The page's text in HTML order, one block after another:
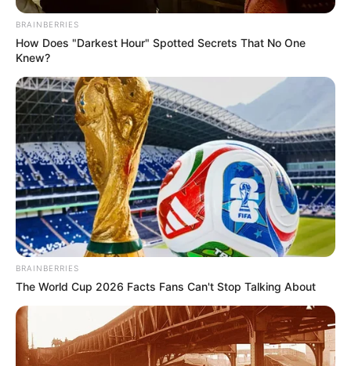
BRAINBERRIES
How Does "Darkest Hour" Spotted Secrets That No One
Knew?
BRAINBERRIES
The World Cup 2026 Facts Fans Can't Stop Talking About